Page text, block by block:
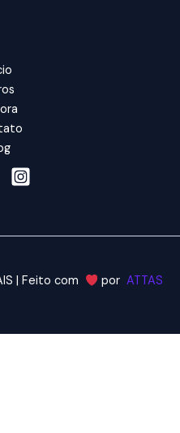
| Feito com por ATTAS